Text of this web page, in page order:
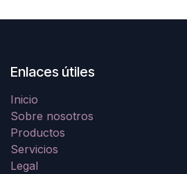
Enlaces útiles
Inicio
Sobre nosotros
Productos
Servicios
Legal